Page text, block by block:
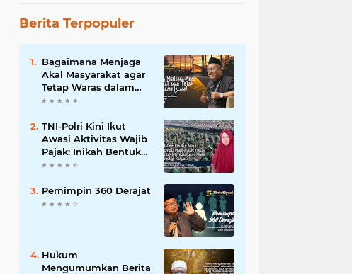
Berita Terpopuler
Bagaimana Menjaga
Akal Masyarakat agar
Tetap Waras dalam
Islam?
TNI-Polri Kini Ikut
Awasi Aktivitas Wajib
Pajak: Inikah Bentuk
Intimidasi yang Makin
Pemimpin 360 Derajat
Hukum
Mengumumkan Berita